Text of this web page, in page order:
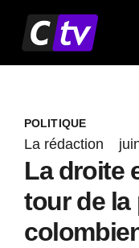
contenu
POLITIQUE
La rédaction
La droite
tour de la